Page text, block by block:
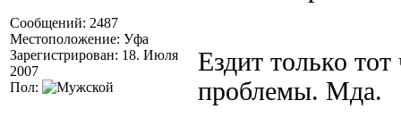
Сообщений: 2487
Местоположение: Уфа
Зарегистрирован: 18. Июля
2007
Пол:
Ездит только
проблемы. Мда.